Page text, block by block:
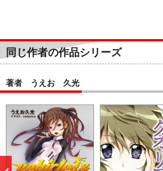
同じ作者の作品シリーズ
著者 うえお 久光